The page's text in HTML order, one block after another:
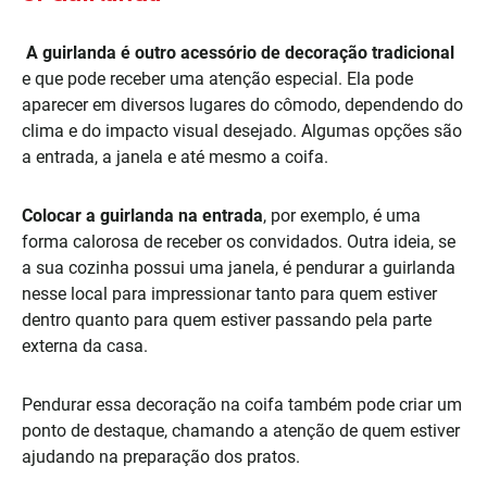
A guirlanda é outro acessório de decoração tradicional
e que pode receber uma atenção especial. Ela pode
aparecer em diversos lugares do cômodo, dependendo do
clima e do impacto visual desejado. Algumas opções são
a entrada, a janela e até mesmo a coifa.
Colocar a guirlanda na entrada, por exemplo, é uma
forma calorosa de receber os convidados. Outra ideia, se
a sua cozinha possui uma janela, é pendurar a guirlanda
nesse local para impressionar tanto para quem estiver
dentro quanto para quem estiver passando pela parte
externa da casa.
Pendurar essa decoração na coifa também pode criar um
ponto de destaque, chamando a atenção de quem estiver
ajudando na preparação dos pratos.